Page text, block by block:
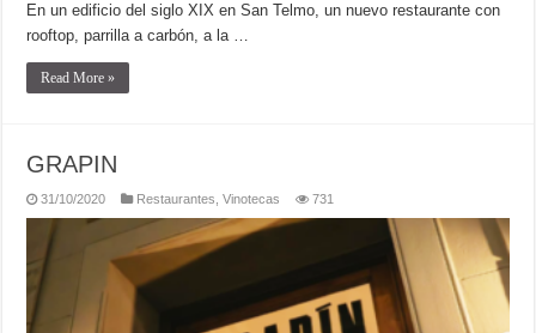
En un edificio del siglo XIX en San Telmo, un nuevo restaurante con
rooftop, parrilla a carbón, a la …
Read More »
GRAPIN
31/10/2020 Restaurantes ,Vinotecas 731